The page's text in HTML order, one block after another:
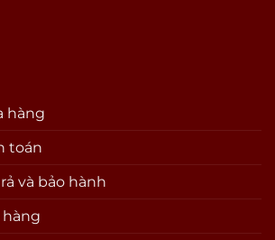
hàng
toán
và bảo hành
hàng